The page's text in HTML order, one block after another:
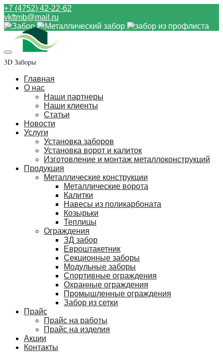
+7 (4752) 42-22-62
vkftmb@mail.ru
3D Заборы
Главная
О нас
Наши партнеры
Наши клиенты
Статьи
Новости
Услуги
Установка заборов
Установка ворот и калиток
Изготовление и монтаж металлоконструкций
Продукция
Металлические конструкции
Металлические ворота
Калитки
Навесы из поликарбоната
Козырьки
Теплицы
Ограждения
ЗД забор
Евроштакетник
Секционные заборы
Модульные заборы
Спортивные ограждения
Охранные ограждения
Промышленные ограждения
Забор из сетки
Прайс
Прайс на работы
Прайс на изделия
Акции
Контакты